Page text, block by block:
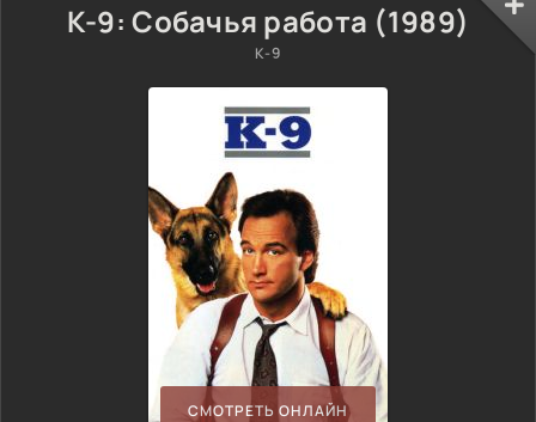
К-9: Собачья работа (1989)
K-9
СМОТРЕТЬ ОНЛАЙН